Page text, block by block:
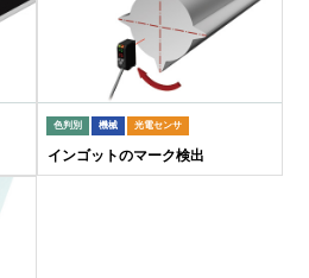
色判別 機械 光電センサ
インゴットのマーク検出